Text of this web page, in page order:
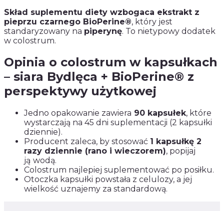
Skład suplementu diety wzbogaca ekstrakt z
pieprzu czarnego BioPerine®, który jest
standaryzowany na piperynę. To nietypowy dodatek
w colostrum.
Opinia o colostrum w kapsułkach
– siara Bydlęca + BioPerine® z
perspektywy użytkowej
Jedno opakowanie zawiera 90 kapsułek, które
wystarczają na 45 dni suplementacji (2 kapsułki
dziennie).
Producent zaleca, by stosować 1 kapsułkę 2
razy dziennie (rano i wieczorem), popijaj
ją wodą.
Colostrum najlepiej suplementować po posiłku.
Otoczka kapsułki powstała z celulozy, a jej
wielkość uznajemy za standardową.